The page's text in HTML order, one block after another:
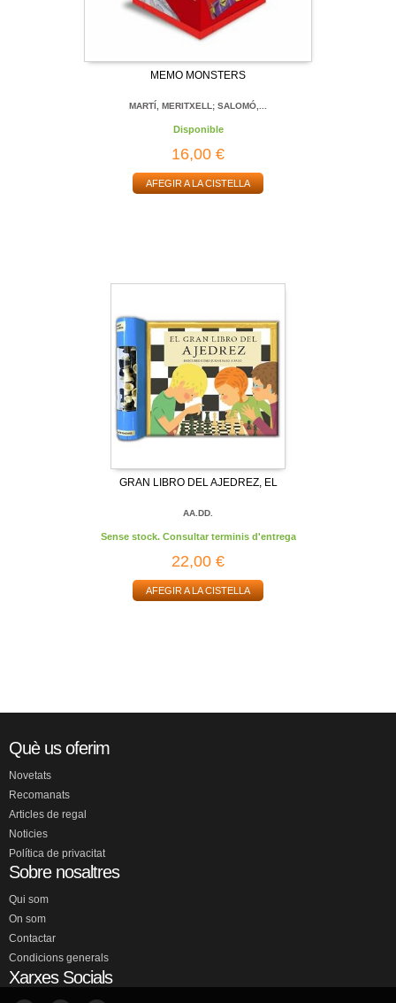
MEMO MONSTERS
MARTÍ, MERITXELL; SALOMÓ,...
Disponible
16,00 €
AFEGIR A LA CISTELLA
GRAN LIBRO DEL AJEDREZ, EL
AA.DD.
Sense stock. Consultar terminis d'entrega
22,00 €
AFEGIR A LA CISTELLA
Què us oferim
Novetats
Recomanats
Articles de regal
Noticies
Política de privacitat
Sobre nosaltres
Qui som
On som
Contactar
Condicions generals
Xarxes Socials